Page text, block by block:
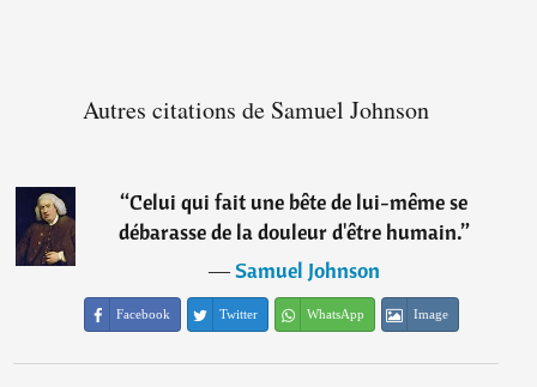
Autres citations de Samuel Johnson
“Celui qui fait une bête de lui-même se
débarasse de la douleur d'être humain.”
―Samuel Johnson
Facebook Twitter WhatsApp Image